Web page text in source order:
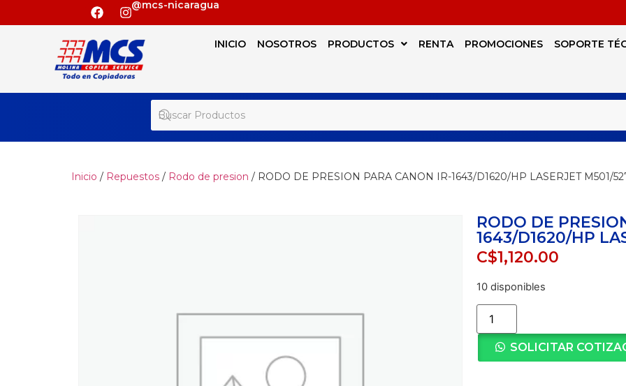
@mcs-nicaragua
INICIO NOSOTROS PRODUCTOS RENTA PROMOCIONES SOPORTE
Inicio / Repuestos / Rodo de presion / RODO DE PRESION PARA CANON IR-1643/D1620/HP LASERJET M501/
RODO DE
1643/D1620/HP
C$1,120.00
10 disponibles
SOLICITAR